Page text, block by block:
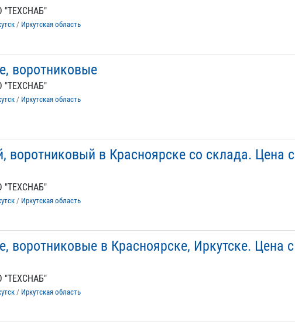
"ТЕХСНАБ"
/ Иркутская область
воротниковые
"ТЕХСНАБ"
/ Иркутская область
воротниковый в Красноярске со склада. Цена с
"ТЕХСНАБ"
/ Иркутская область
воротниковые в Красноярске, Иркутске. Цена с
"ТЕХСНАБ"
/ Иркутская область